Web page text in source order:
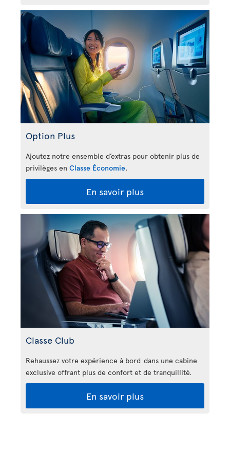
Option Plus
Ajoutez notre ensemble d’extras pour obtenir plus de
privilèges en Classe Économie.
En savoir plus
Classe Club
Rehaussez votre expérience à bord dans une cabine
exclusive offrant plus de confort et de tranquillité.
En savoir plus